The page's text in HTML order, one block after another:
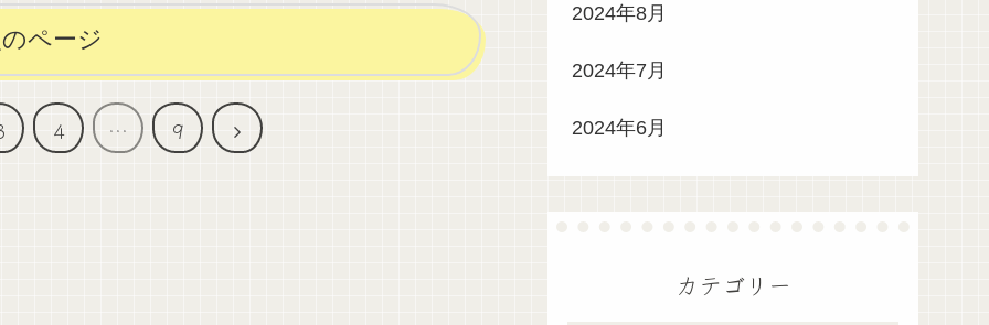
ページ
4 … 9
次
2024年8月
2024年7月
2024年6月
カテゴリー